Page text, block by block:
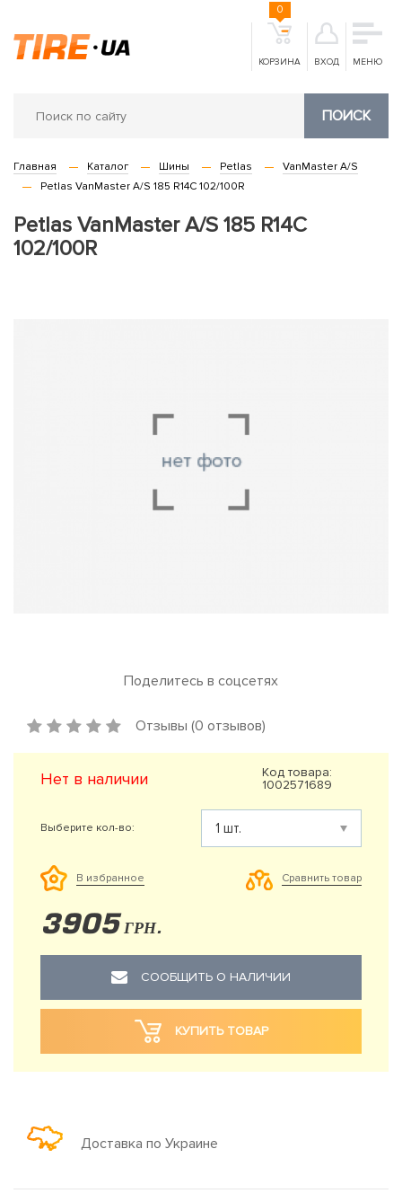
КОРЗИНА
0
ВХОД МЕНЮ
ПОИСК
Главная Каталог Шины Petlas
VanMaster A/S
Petlas VanMaster A/S 185 R14C 102/100R
Petlas VanMaster A/S 185 R14C
102/100R
Поделитесь в соцсетях
Отзывы (0 отзывов)
Нет в наличии
Код товара:
1002571689
Выберите кол-во:
В избранное Сравнить товар
3905 ГРН.
СООБЩИТЬ О НАЛИЧИИ
КУПИТЬ ТОВАР
Доставка по Украине